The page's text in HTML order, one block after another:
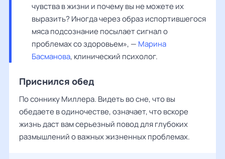
чувства в жизни и почему вы не можете их
выразить? Иногда через образ испортившегося
мяса подсознание посылает сигнал о
проблемах со здоровьем», — Марина
Басманова, клинический психолог.
Приснился обед
По соннику Миллера. Видеть во сне, что вы
обедаете в одиночестве, означает, что вскоре
жизнь даст вам серьезный повод для глубоких
размышлений о важных жизненных проблемах.